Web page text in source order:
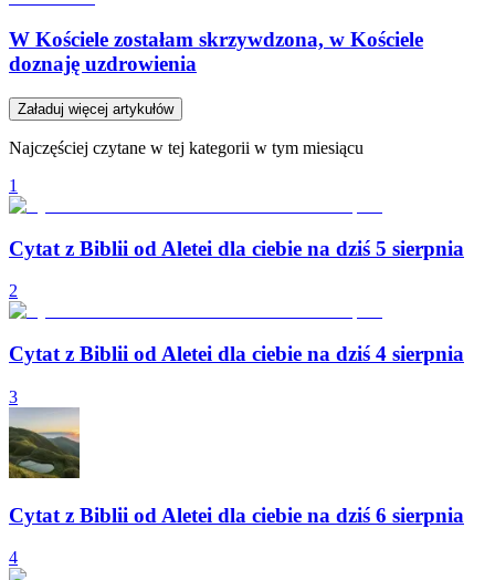
W Kościele zostałam skrzywdzona, w Kościele
doznaję uzdrowienia
Załaduj więcej artykułów
Najczęściej czytane w tej kategorii w tym miesiącu
1
Cytat z Biblii od Aletei dla ciebie na dziś 5 sierpnia
2
Cytat z Biblii od Aletei dla ciebie na dziś 4 sierpnia
3
Cytat z Biblii od Aletei dla ciebie na dziś 6 sierpnia
4